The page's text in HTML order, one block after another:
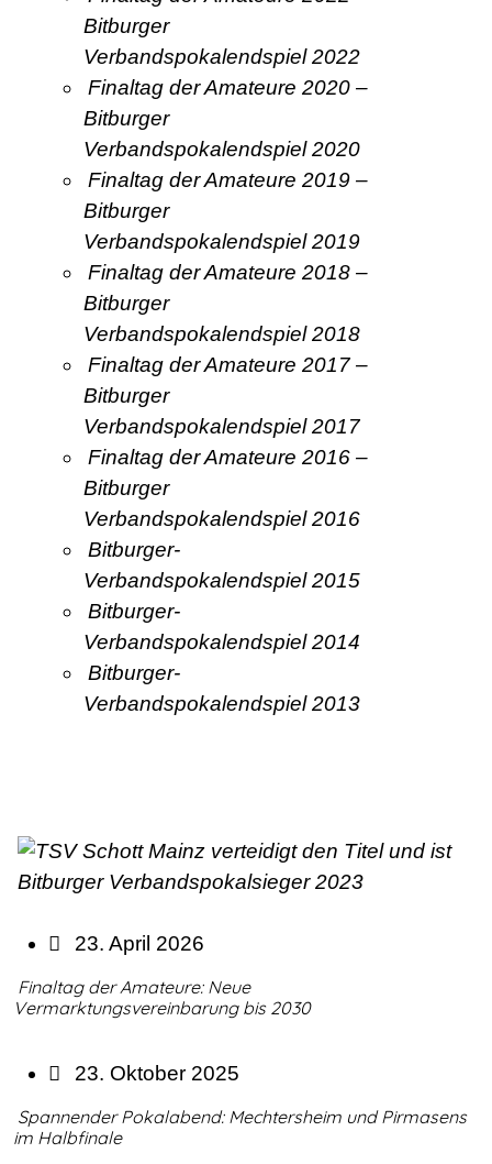
Bitburger
Verbandspokalendspiel 2022
Finaltag der Amateure 2020 –
Bitburger
Verbandspokalendspiel 2020
Finaltag der Amateure 2019 –
Bitburger
Verbandspokalendspiel 2019
Finaltag der Amateure 2018 –
Bitburger
Verbandspokalendspiel 2018
Finaltag der Amateure 2017 –
Bitburger
Verbandspokalendspiel 2017
Finaltag der Amateure 2016 –
Bitburger
Verbandspokalendspiel 2016
Bitburger-
Verbandspokalendspiel 2015
Bitburger-
Verbandspokalendspiel 2014
Bitburger-
Verbandspokalendspiel 2013
23. April 2026
Finaltag der Amateure: Neue
Vermarktungsvereinbarung bis 2030
23. Oktober 2025
Spannender Pokalabend: Mechtersheim und Pirmasens
im Halbfinale